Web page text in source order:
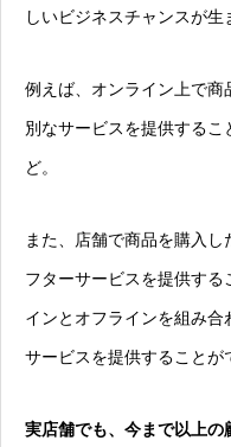
しいビジネスチャンスが生
例えば、オンライン上で
別なサービスを提供する
ど。
また、店舗で商品を購入
フターサービスを提供す
インとオフラインを組み
サービスを提供することが
実店舗でも、今まで以上の